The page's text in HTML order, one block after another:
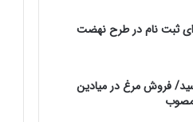
ثبت نام در طرح نهضت
فروش مرغ در میادین
مصوب